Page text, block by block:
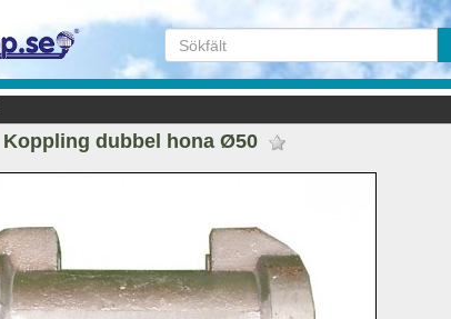
Koppling dubbel hona Ø50